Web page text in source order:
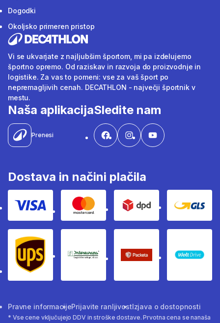
Dogodki
Okoljsko primeren pristop
Vi se ukvarjate z najljubšim športom, mi pa izdelujemo
športno opremo. Od raziskav in razvoja do proizvodnje in
logistike. Za vas to pomeni: vse za vaš šport po
nepremagljivih cenah. DECATHLON - največji športnik v
mestu.
Naša aplikacija
Prenesi
Sledite nam
Dostava in načini plačila
Visa Mastercard Dpd Gls
Ups Intereuropa Packeta Sledenje
WOLT
Pravne informacijePrijavite ranljivostIzjava o dostopnosti
* Vse cene vključujejo DDV in stroške dostave. Prvotna cena se nanaša